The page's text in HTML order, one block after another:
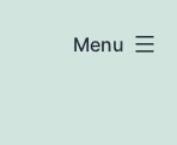
Menu